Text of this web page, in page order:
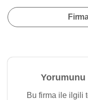
Yorumunu
Bu firma ile ilgili